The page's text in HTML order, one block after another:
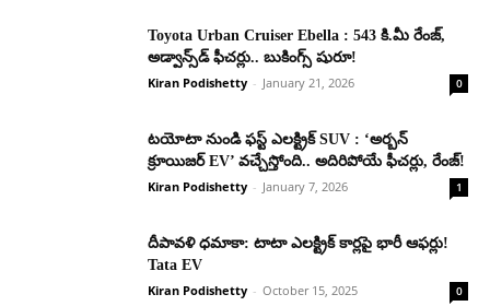
Toyota Urban Cruiser Ebella : 543 కి.మీ రేంజ్,
అడ్వాన్స్‌డ్ ఫీచర్లు.. బుకింగ్స్ షురూ!
Kiran Podishetty - January 21, 2026 0
టయోటా నుండి ఫస్ట్ ఎలక్ట్రిక్ SUV : ‘అర్బన్
క్రూయిజర్ EV’ వచ్చేస్తోంది.. అదిరిపోయే ఫీచర్లు, రేంజ్!
Kiran Podishetty - January 7, 2026 1
దీపావళి ధమాకా: టాటా ఎల‌క్ట్రిక్ కార్ల‌పై భారీ ఆఫర్లు!
Tata EV
Kiran Podishetty - October 15, 2025 0